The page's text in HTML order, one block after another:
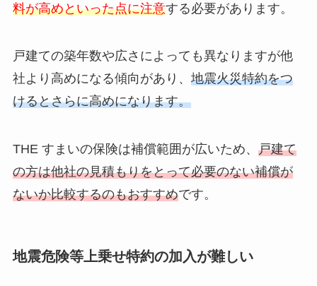
料が高めといった点に注意する必要があります。
戸建ての築年数や広さによっても異なりますが他
社より高めになる傾向があり、 地震火災特約をつ
けるとさらに高めになります。
THE すまいの保険は補償範囲が広いため、 戸建て
の方は他社の見積もりをとって必要のない補償が
ないか比較するのもおすすめです。
地震危険等上乗せ特約の加入が難しい